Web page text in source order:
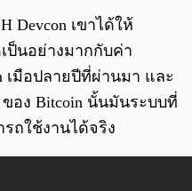
Devcon เขาได้ให้
ป็นอย่างมากกับค่า
เมือปลายปีที่ผ่านมา และ
ของ Bitcoin นั้นมันระบบที่
ถใช้งานได้จริง